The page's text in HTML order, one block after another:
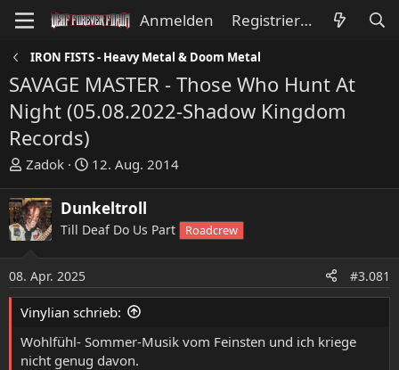
Anmelden Registrieren
IRON FISTS - Heavy Metal & Doom Metal
SAVAGE MASTER - Those Who Hunt At
Night (05.08.2022-Shadow Kingdom
Records)
E
s
t
e
l
e
r
Zadok
E
s
t
e
l
t
a
12. Aug. 2014
Dunkeltroll
Till Deaf Do Us Part Roadcrew
08. Apr. 2025 #3.081
Vinylian schrieb:
Wohlfühl- Sommer-Musik vom Feinsten und ich kriege
nicht genug davon.